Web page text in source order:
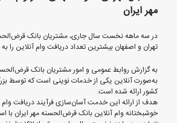
مهر ایران
در سه ماهه نخست سال جاری، مشتریان بانک
تهران و اصفهان بیشترین تعداد دریافت وام آنلاین را
به گزارش روابط عمومی و امور مشتریان بانک
به‌صورت آنلاین یکی از خدمات نوینی است که توسط
کشور ارائه شده است.
هدف از ارائه این خدمت آسان‌سازی فرآیند دریافت
خوشبختانه وام آنلاین بانک قرض‌الحسنه مهر ایران با